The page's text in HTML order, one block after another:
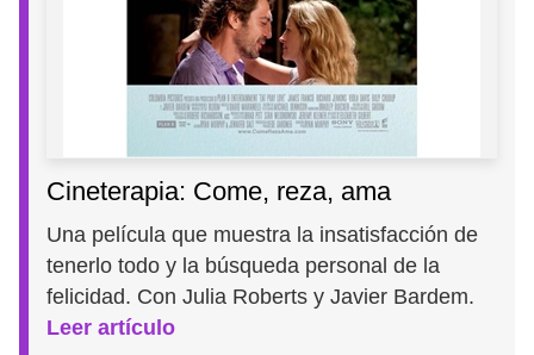
Cineterapia: Come, reza, ama
Una película que muestra la insatisfacción de
tenerlo todo y la búsqueda personal de la
felicidad. Con Julia Roberts y Javier Bardem.
Leer artículo